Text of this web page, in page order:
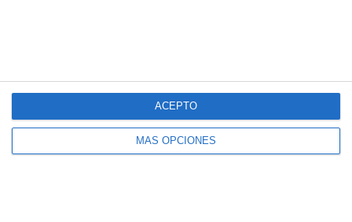
MÁS OPCIONES
ACEPTO
DESCRIPCIÓN